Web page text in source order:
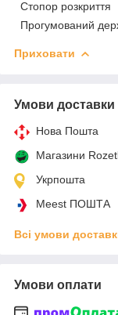
Стопор розкриття
Прогумований
Приховати
Умови доставки
Нова Пошта
Магазини
Укрпошта
Meest ПОШТА
Всі умови
Умови оплати